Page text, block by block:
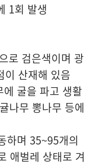
1회 발생
로 검은색이며 광
이 산재해 있음
굴을 파고 생활
나무 뽕나무 등에
하며 35~95개의
애벌레 상태로 겨